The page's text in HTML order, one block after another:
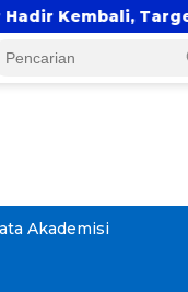
3.000 Peserta
Akademisi